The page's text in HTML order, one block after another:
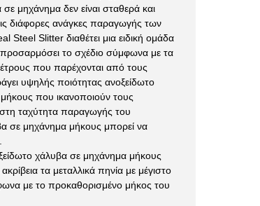
μηχάνημα δεν είναι σταθερά και
διάφορες ανάγκες παραγωγής των
Steel Slitter διαθέτει μια ειδική ομάδα
το σχέδιο σύμφωνα με τα
που παρέχονται από τους
υψηλής ποιότητας ανοξείδωτο
που ικανοποιούν τους
ταχύτητα παραγωγής του
σε μηχάνημα μήκους μπορεί να
χάλυβα σε μηχάνημα μήκους
τα μεταλλικά πηνία με μέγιστο
με το προκαθορισμένο μήκος του